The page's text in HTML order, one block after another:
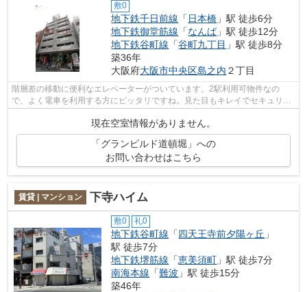
敷0
地下鉄千日前線 「 日本橋 」駅 徒歩6分
地下鉄御堂筋線 「なんば」駅 徒歩12分
地下鉄谷町線 「谷町九丁目 」駅 徒歩8分
築36年
大阪府大阪市中央区島之内 ２丁目
階層差の移動に便利なエレベーターがついています。2駅利用可物件なの
で、よく電車を利用する方にピッタリですね。見た目もキレイでセキュリテ
現在空室情報がありません。
「グランビルド道頓堀」への
お問い合わせはこちら
賃貸 | マンション 下寺ハイム
敷0 礼0
地下鉄谷町線 「四天王寺前夕陽ヶ丘 」
駅 徒歩7分
地下鉄堺筋線 「恵美須町 」駅 徒歩7分
南海本線 「難波 」駅 徒歩15分
築46年